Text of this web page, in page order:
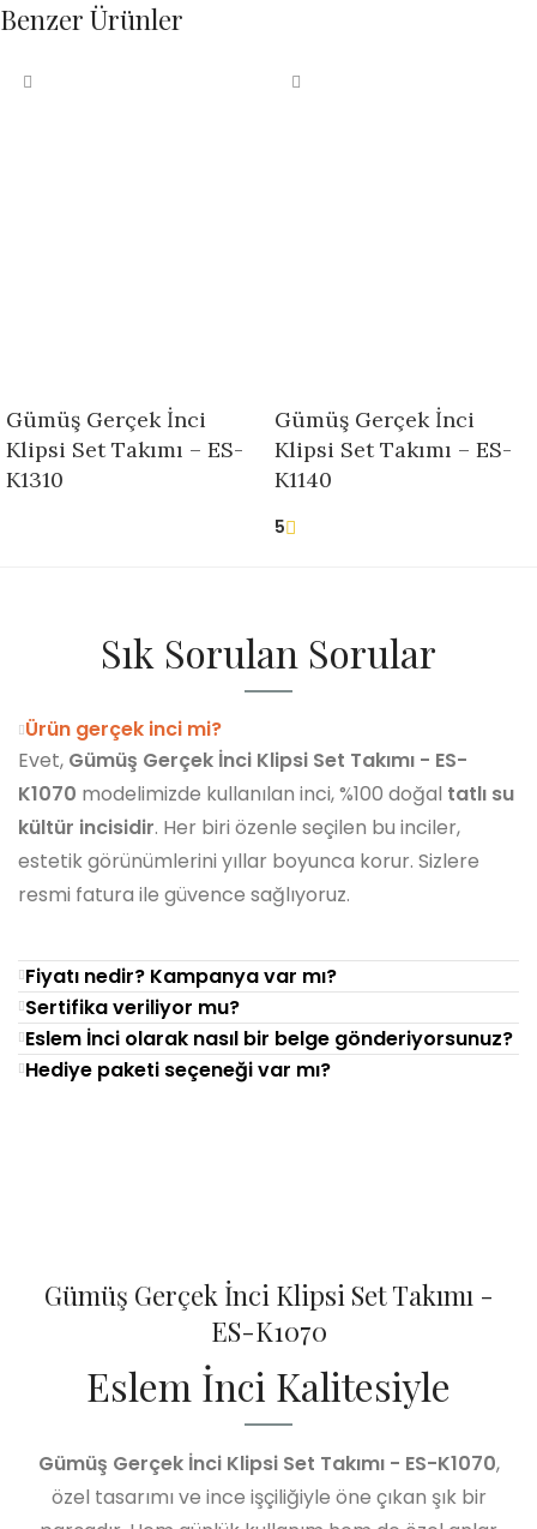
Benzer Ürünler
Gümüş Gerçek İnci
Klipsi Set Takımı – ES-
K1310
Gümüş Gerçek İnci
Klipsi Set Takımı – ES-
K1140
5
Sık Sorulan Sorular
Ürün gerçek inci mi?
Evet, Gümüş Gerçek İnci Klipsi Set Takımı - ES-
K1070 modelimizde kullanılan inci, %100 doğal tatlı su
kültür incisidir. Her biri özenle seçilen bu inciler,
estetik görünümlerini yıllar boyunca korur. Sizlere
resmi fatura ile güvence sağlıyoruz.
Fiyatı nedir? Kampanya var mı?
Sertifika veriliyor mu?
Eslem İnci olarak nasıl bir belge gönderiyorsunuz?
Hediye paketi seçeneği var mı?
Gümüş Gerçek İnci Klipsi Set Takımı -
ES-K1070
Eslem İnci Kalitesiyle
Gümüş Gerçek İnci Klipsi Set Takımı - ES-K1070,
özel tasarımı ve ince işçiliğiyle öne çıkan şık bir